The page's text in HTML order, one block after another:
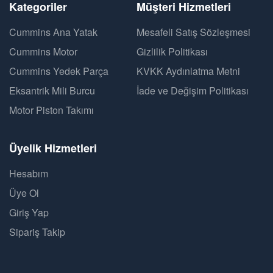
Kategoriler
Cummins Ana Yatak
Cummins Motor
Cummins Yedek Parça
Eksantrik Mili Burcu
Motor Piston Takımı
Müşteri Hizmetleri
Mesafeli Satış Sözleşmesi
Gizlilik Politikası
KVKK Aydınlatma Metni
İade ve Değişim Politikası
Üyelik Hizmetleri
Hesabım
Üye Ol
Giriş Yap
Sipariş Takip